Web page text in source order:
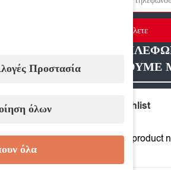
Στείλετε
ΑΦΗΣΤΕ ΜΑΣ
ΕΠΙΚΟΙΝΩΝΗΣΟΥΜΕ
Compare Add to wishlist
10 People watching this product
Προστασία
όλων
όλα